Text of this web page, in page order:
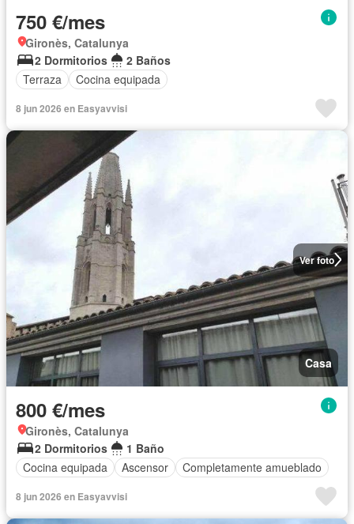
750 €/mes
Gironès, Catalunya
2 Dormitorios
2 Baños
Terraza
Cocina equipada
8 jun 2026 en Easyavvisi
Ver foto
Casa
800 €/mes
Gironès, Catalunya
2 Dormitorios
1 Baño
Cocina equipada
Ascensor Completamente amueblado
8 jun 2026 en Easyavvisi